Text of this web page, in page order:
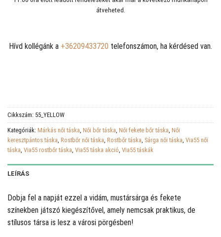
átveheted.
Hívd kollégánk a +36209433720 telefonszámon, ha kérdésed van.
Cikkszám: 55_YELLOW
Kategóriák: Márkás női táska, Női bőr táska, Női fekete bőr táska, Női
keresztpántos táska, Rostbőr női táska, Rostbőr táska, Sárga női táska, Via55 női
táska, Via55 rostbőr táska, Via55 táska akció, Via55 táskák
LEÍRÁS
Dobja fel a napját ezzel a vidám, mustársárga és fekete
színekben játszó kiegészítővel, amely nemcsak praktikus, de
stílusos társa is lesz a városi pörgésben!